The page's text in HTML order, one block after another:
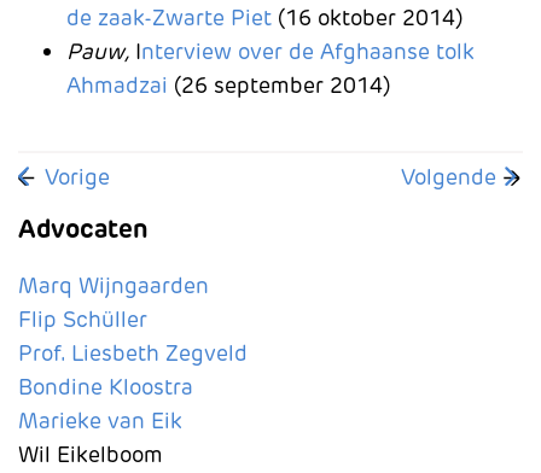
de zaak-Zwarte Piet (16 oktober 2014)
Pauw, Interview over de Afghaanse tolk
Ahmadzai (26 september 2014)
Vorig artikel: Marieke van Eik
Vorige Volgende
Volgende
Advocaten
Marq Wijngaarden
Flip Schüller
Prof. Liesbeth Zegveld
Bondine Kloostra
Marieke van Eik
Wil Eikelboom